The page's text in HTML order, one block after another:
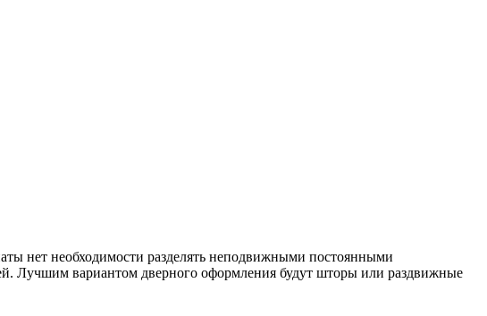
нет необходимости разделять неподвижными постоянными
Лучшим вариантом дверного оформления будут шторы или раздвижные